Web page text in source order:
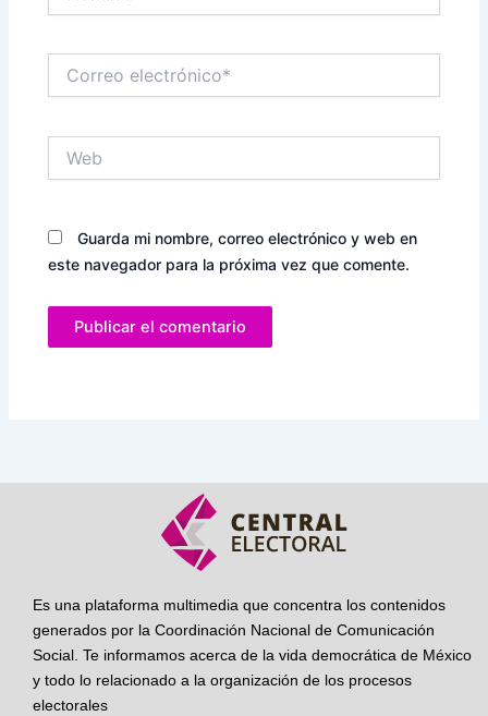
electrónico*
Guarda mi nombre, correo electrónico y web en
este navegador para la próxima vez que comente.
Es una plataforma multimedia que concentra los contenidos
generados por la Coordinación Nacional de Comunicación
Social. Te informamos acerca de la vida democrática de México
y todo lo relacionado a la organización de los procesos
electorales